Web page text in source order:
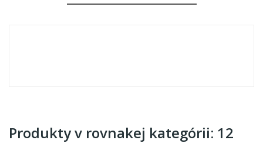
Produkty v rovnakej kategórii: 12